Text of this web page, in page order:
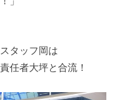
タッフ岡は
任者大坪と合流！